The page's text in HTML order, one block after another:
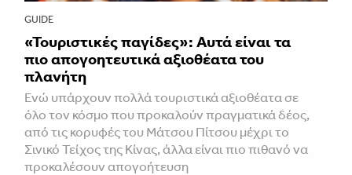
GUIDE
«Τουριστικές παγίδες»: Αυτά είναι τα
πιο απογοητευτικά αξιοθέατα του
πλανήτη
Ενώ υπάρχουν πολλά τουριστικά αξιοθέατα σε
όλο τον κόσμο που προκαλούν πραγματικά δέος,
από τις κορυφές του Μάτσου Πίτσου μέχρι το
Σινικό Τείχος της Κίνας, άλλα είναι πιο πιθανό να
προκαλέσουν απογοήτευση